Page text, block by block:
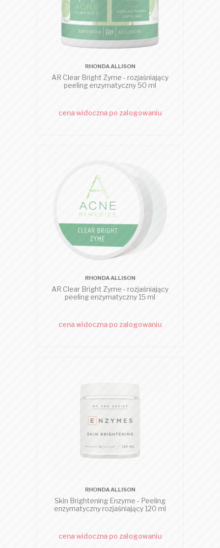
RHONDA ALLISON
AR Clear Bright Zyme - rozjaśniający
peeling enzymatyczny 50 ml
cena widoczna po zalogowaniu
RHONDA ALLISON
AR Clear Bright Zyme - rozjaśniający
peeling enzymatyczny 15 ml
cena widoczna po zalogowaniu
RHONDA ALLISON
Skin Brightening Enzyme - Peeling
enzymatyczny rozjaśniający 120 ml
cena widoczna po zalogowaniu